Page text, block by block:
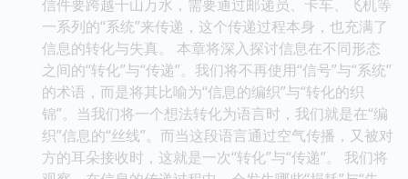
信件要跨越千山万水，需要通过邮递员、卡车、飞机等
一系列的“系统”来传递，这个传递过程本身，也充满了
信息的转化与失真。 本章将深入探讨信息在不同形态
之间的“转化”与“传递”。我们将不再使用“信号”与“系统”
的术语，而是将其比喻为“信息的编织”与“转化的织
锦”。当我们将一个想法转化为语言时，我们就是在“编
织”信息的“丝线”。而当这段语言通过空气传播，又被对
方的耳朵接收时，这就是一次“转化”与“传递”。 我们将